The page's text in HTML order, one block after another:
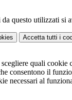
questo utilizzati si
Accetta tutti i
quali cookie
consentono il
necessari al